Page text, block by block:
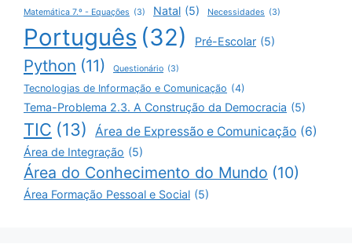
Matemática 7.º - Equações (3) Natal (5) Necessidades (3)
Português (32) Pré-Escolar (5)
Python (11) Questionário (3)
Tecnologias de Informação e Comunicação (4)
Tema-Problema 2.3. A Construção da Democracia (5)
TIC (13) Área de Expressão e Comunicação (6)
Área de Integração (5)
Área do Conhecimento do Mundo (10)
Área Formação Pessoal e Social (5)